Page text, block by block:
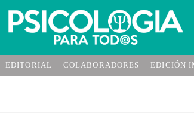
EDITORIAL COLABORADORES EDICIÓN